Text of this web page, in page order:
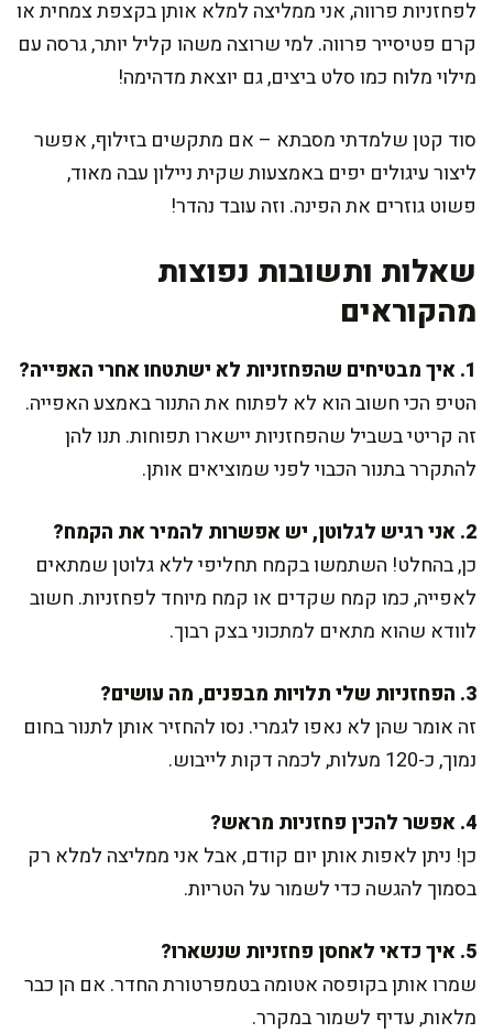
לפחזניות פרווה, אני ממליצה למלא אותן בקצפת צמחית או
קרם פטיסייר פרווה. למי שרוצה משהו קליל יותר, גרסה עם
מילוי מלוח כמו סלט ביצים, גם יוצאת מדהימה!
סוד קטן שלמדתי מסבתא – אם מתקשים בזילוף, אפשר
ליצור עיגולים יפים באמצעות שקית ניילון עבה מאוד,
פשוט גוזרים את הפינה. וזה עובד נהדר!
שאלות ותשובות נפוצות
מהקוראים
1. איך מבטיחים שהפחזניות לא ישתטחו אחרי האפייה?
הטיפ הכי חשוב הוא לא לפתוח את התנור באמצע האפייה.
זה קריטי בשביל שהפחזניות יישארו תפוחות. תנו להן
להתקרר בתנור הכבוי לפני שמוציאים אותן.
2. אני רגיש לגלוטן, יש אפשרות להמיר את הקמח?
כן, בהחלט! השתמשו בקמח תחליפי ללא גלוטן שמתאים
לאפייה, כמו קמח שקדים או קמח מיוחד לפחזניות. חשוב
לוודא שהוא מתאים למתכוני בצק רבוך.
3. הפחזניות שלי תלויות מבפנים, מה עושים?
זה אומר שהן לא נאפו לגמרי. נסו להחזיר אותן לתנור בחום
נמוך, כ-120 מעלות, לכמה דקות לייבוש.
4. אפשר להכין פחזניות מראש?
כן! ניתן לאפות אותן יום קודם, אבל אני ממליצה למלא רק
בסמוך להגשה כדי לשמור על הטריות.
5. איך כדאי לאחסן פחזניות שנשארו?
שמרו אותן בקופסה אטומה בטמפרטורת החדר. אם הן כבר
מלאות, עדיף לשמור במקרר.